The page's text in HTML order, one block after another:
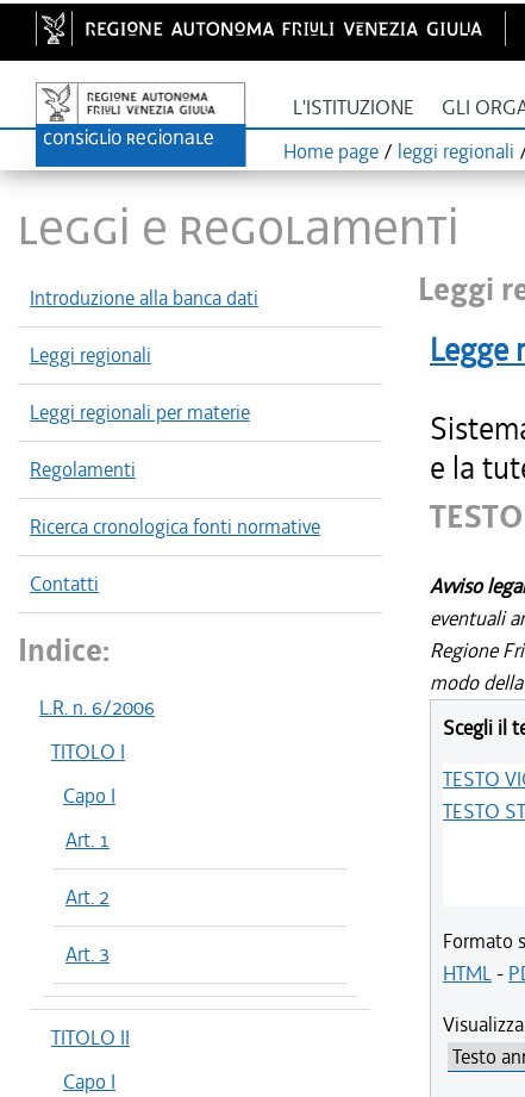
L'ISTITUZIONE GLI
Home page / leggi regionali
LEGGI E REGOLAMENTI
Introduzione alla banca dati
Leggi regionali
Leggi regionali per materie
Regolamenti
Ricerca cronologica fonti normative
Contatti
Indice:
L.R. n. 6/2006
TITOLO I
Capo I
Art. 1
Art. 2
Art. 3
TITOLO II
Capo I
Leggi
Legge
e la
Avviso
eventuali
Regione
modo
Scegli il
TESTO
TESTO
Formato
HTML-